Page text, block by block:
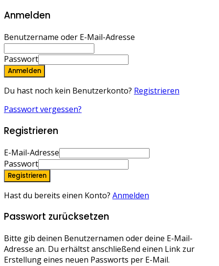
Anmelden
Benutzername oder E-Mail-Adresse
Passwort
Anmelden
Du hast noch kein Benutzerkonto? Registrieren
Passwort vergessen?
Registrieren
E-Mail-Adresse
Passwort
Registrieren
Hast du bereits einen Konto? Anmelden
Passwort zurücksetzen
Bitte gib deinen Benutzernamen oder deine E-Mail-
Adresse an. Du erhältst anschließend einen Link zur
Erstellung eines neuen Passworts per E-Mail.